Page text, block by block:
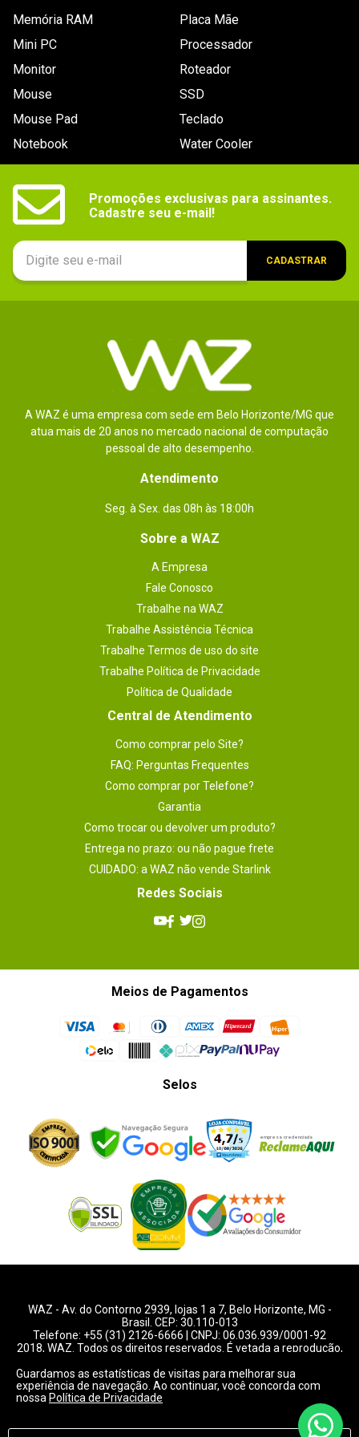
Memória RAM
Mini PC
Monitor
Mouse
Mouse Pad
Notebook
Placa Mãe
Processador
Roteador
SSD
Teclado
Water Cooler
Promoções exclusivas para assinantes.
Cadastre seu e-mail!
CADASTRAR
A WAZ é uma empresa com sede em Belo Horizonte/MG que
atua mais de 20 anos no mercado nacional de computação
pessoal de alto desempenho.
Atendimento
Seg. à Sex. das 08h às 18:00h
Sobre a WAZ
A Empresa
Fale Conosco
Trabalhe na WAZ
Trabalhe Assistência Técnica
Trabalhe Termos de uso do site
Trabalhe Política de Privacidade
Política de Qualidade
Central de Atendimento
Como comprar pelo Site?
FAQ: Perguntas Frequentes
Como comprar por Telefone?
Garantia
Como trocar ou devolver um produto?
Entrega no prazo: ou não pague frete
CUIDADO: a WAZ não vende Starlink
Redes Sociais
Meios de Pagamentos
Selos
WAZ - Av. do Contorno 2939, lojas 1 a 7, Belo Horizonte, MG -
Brasil. CEP: 30.110-013
Telefone: +55 (31) 2126-6666 | CNPJ: 06.036.939/0001-92
2018, WAZ. Todos os direitos reservados. É vetada a reprodução,
Preços e condições de pagamentos válidos exclusivamente
para compras pelo website.
Guardamos as estatísticas de visitas para melhorar sua
experiência de navegação. Ao continuar, você concorda com
nossa Política de Privacidade